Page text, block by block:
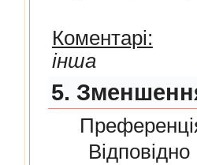
Коментарі:
інша
5.
Відповідно